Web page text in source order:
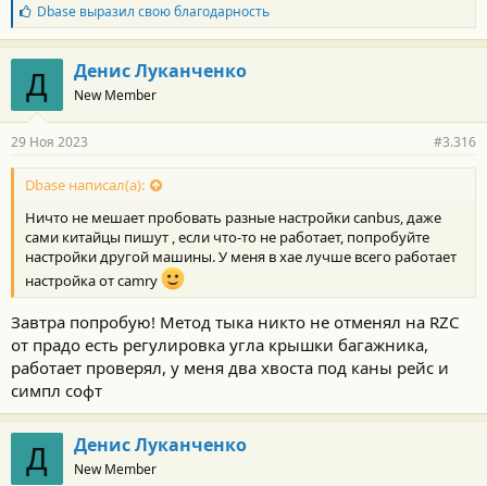
Б
л
а
г
о
д
а
н
о
с
и
:
Dbaseвыразил свою благодарность
Д Денис Луканченко
New Member
29 Ноя 2023 #3.316
Dbase написал(а):
Ничто не мешает пробовать разные настройки canbus, даже
сами китайцы пишут , если что-то не работает, попробуйте
настройки другой машины. У меня в хае лучше всего работает
настройка от camry
Завтра попробую! Метод тыка никто не отменял на RZC
от прадо есть регулировка угла крышки багажника,
работает проверял, у меня два хвоста под каны рейс и
симпл софт
Д Денис Луканченко
New Member